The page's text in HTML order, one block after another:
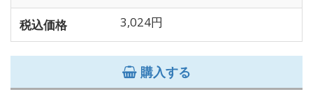
税込価格 3,024円
購入する